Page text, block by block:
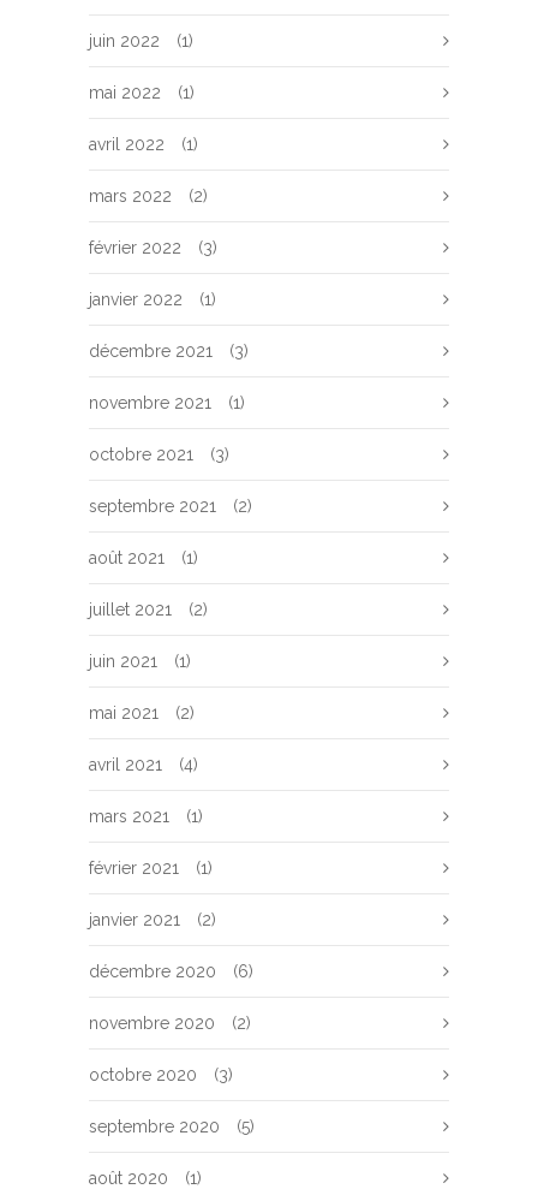
juin 2022 (1)
mai 2022 (1)
avril 2022 (1)
mars 2022 (2)
février 2022 (3)
janvier 2022 (1)
décembre 2021 (3)
novembre 2021 (1)
octobre 2021 (3)
septembre 2021 (2)
août 2021 (1)
juillet 2021 (2)
juin 2021 (1)
mai 2021 (2)
avril 2021 (4)
mars 2021 (1)
février 2021 (1)
janvier 2021 (2)
décembre 2020 (6)
novembre 2020 (2)
octobre 2020 (3)
septembre 2020 (5)
août 2020 (1)